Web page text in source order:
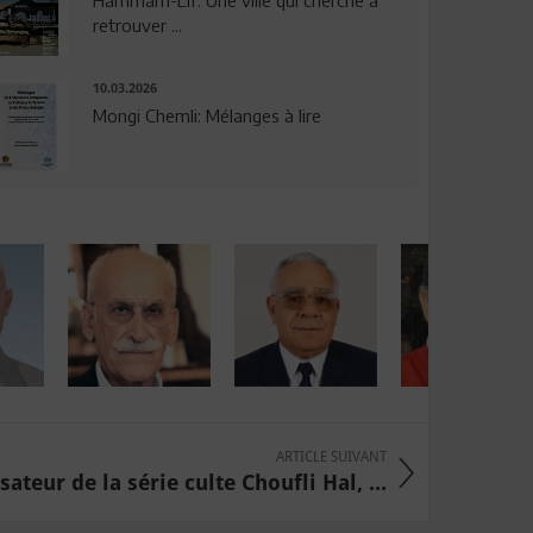
retrouver ...
10.03.2026
Mongi Chemli: Mélanges à lire
ARTICLE SUIVANT
de la série culte Choufli Hal, ...